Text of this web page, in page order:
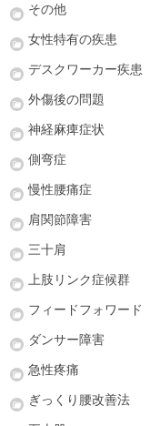
その他
女性特有の疾患
デスクワーカー疾患
外傷後の問題
神経麻痺症状
側弯症
慢性腰痛症
肩関節障害
三十肩
上肢リンク症候群
フィードフォワード
ダンサー障害
急性疼痛
ぎっくり腰改善法